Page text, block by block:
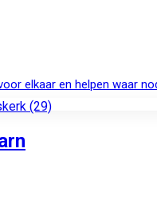
elkaar en helpen waar